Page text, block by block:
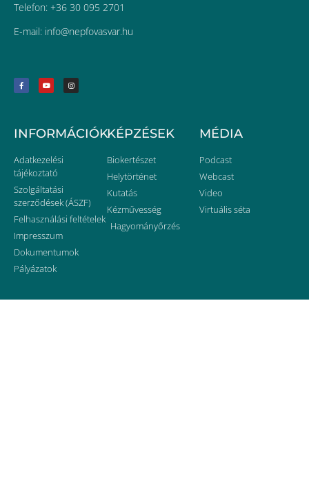
Telefon: +36 30 095 2701
E-mail: uh.ravsavofpen@ofni
INFORMÁCIÓK
Adatkezelési
tájékoztató
Szolgáltatási
szerződések (ÁSZF)
Felhasználási feltételek
Impresszum
Dokumentumok
Pályázatok
KÉPZÉSEK
Biokertészet
Helytörténet
Kutatás
Kézművesség
Hagyományőrzés
MÉDIA
Podcast
Webcast
Video
Virtuális séta